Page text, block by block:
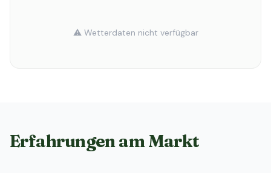
⚠️ Wetterdaten nicht verfügbar
Erfahrungen am Markt